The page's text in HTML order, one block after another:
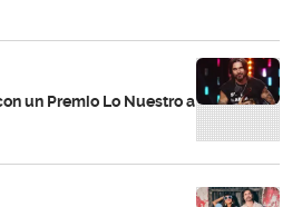
un Premio Lo Nuestro a